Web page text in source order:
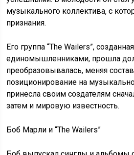
музыкального коллектива, с
признания.
Его группа “The Wailers”,
единомышленниками, прошла
преобразовывалась, меняя
позиционирование на
принесла своим создателям
затем и мировую известность.
Боб Марли и “The Wailers”